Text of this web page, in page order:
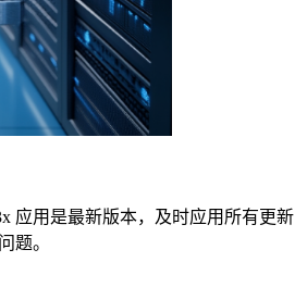
应用是最新版本，及时应用所有更新
题。